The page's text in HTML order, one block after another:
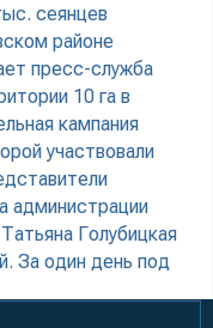
сеянцев
районе
пресс-служба
10 га в
кампания
участвовали
администрации
Голубицкая
За один день под